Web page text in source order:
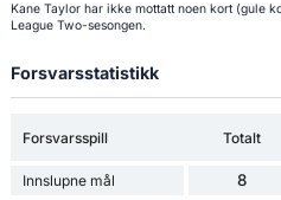
Kane Taylor har ikke mottatt noen kort (gule
League Two-sesongen.
Forsvarsstatistikk
Forsvarsspill Totalt
Innslupne mål 8